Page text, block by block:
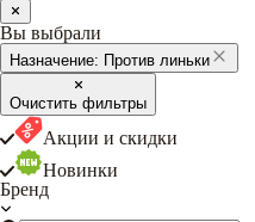
Вы выбрали
Назначение: Против линьки
Очистить фильтры
Акции и скидки
Новинки
Бренд